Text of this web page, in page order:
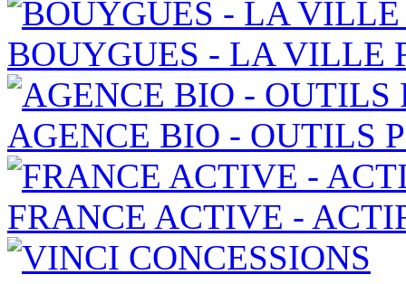
BOUYGUES - LA VILLE
AGENCE BIO - OUTILS
FRANCE ACTIVE -